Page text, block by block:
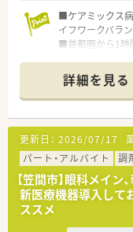
■ケアミックス
イフワークバラ
■首都圏から1
■有給取得率
良く、長く働き
詳細を見る
更新日： 2026/07/17
パート・アルバイト
調
【笠間市】眼科メイ
新医療機器導入して
ススメ